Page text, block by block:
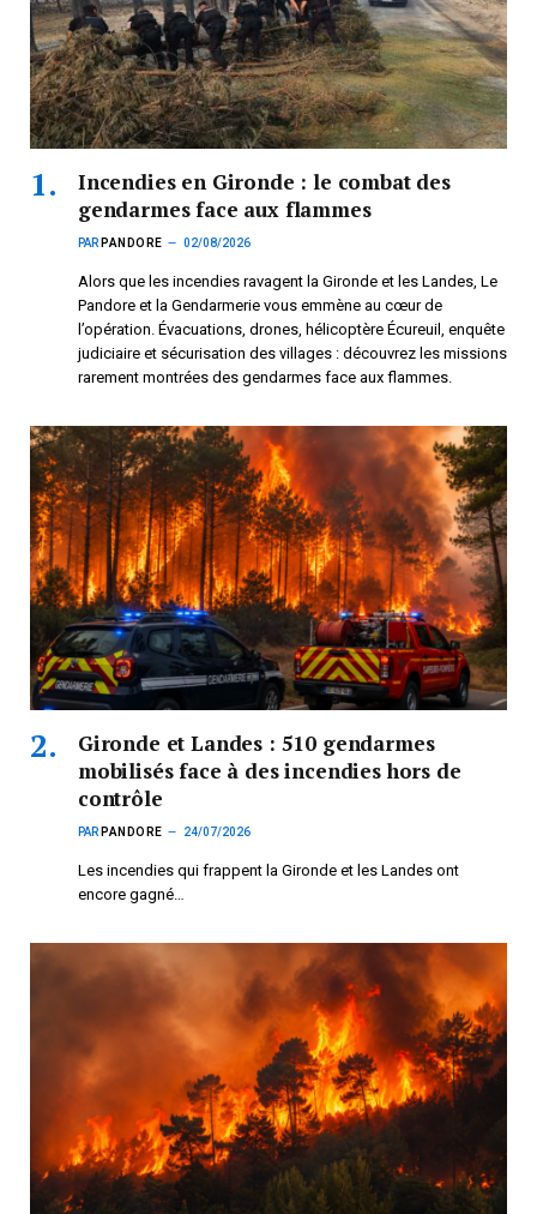
Incendies en Gironde : le combat des
gendarmes face aux flammes
PAR PANDORE 02/08/2026
Alors que les incendies ravagent la Gironde et les Landes, Le
Pandore et la Gendarmerie vous emmène au cœur de
l’opération. Évacuations, drones, hélicoptère Écureuil, enquête
judiciaire et sécurisation des villages : découvrez les missions
rarement montrées des gendarmes face aux flammes.
Gironde et Landes : 510 gendarmes
mobilisés face à des incendies hors de
contrôle
PAR PANDORE 24/07/2026
Les incendies qui frappent la Gironde et les Landes ont
encore gagné…